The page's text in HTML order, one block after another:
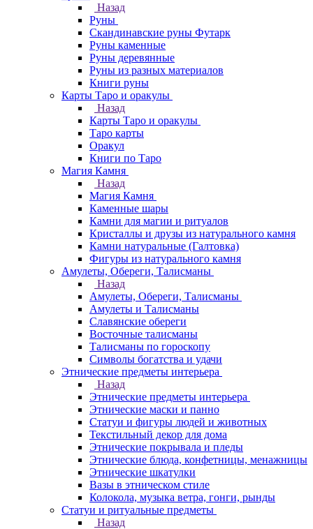
Назад
Руны
Скандинавские руны Футарк
Руны каменные
Руны деревянные
Руны из разных материалов
Книги руны
Карты Таро и оракулы
Назад
Карты Таро и оракулы
Таро карты
Оракул
Книги по Таро
Магия Камня
Назад
Магия Камня
Каменные шары
Камни для магии и ритуалов
Кристаллы и друзы из натурального камня
Камни натуральные (Галтовка)
Фигуры из натурального камня
Амулеты, Обереги, Талисманы
Назад
Амулеты, Обереги, Талисманы
Амулеты и Талисманы
Славянские обереги
Восточные талисманы
Талисманы по гороскопу
Символы богатства и удачи
Этнические предметы интерьера
Назад
Этнические предметы интерьера
Этнические маски и панно
Статуи и фигуры людей и животных
Текстильный декор для дома
Этнические покрывала и пледы
Этнические блюда, конфетницы, менажницы
Этнические шкатулки
Вазы в этническом стиле
Колокола, музыка ветра, гонги, рынды
Статуи и ритуальные предметы
Назад